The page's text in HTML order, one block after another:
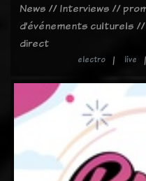
News // Interviews //
d’événements culturels
direct
electro live